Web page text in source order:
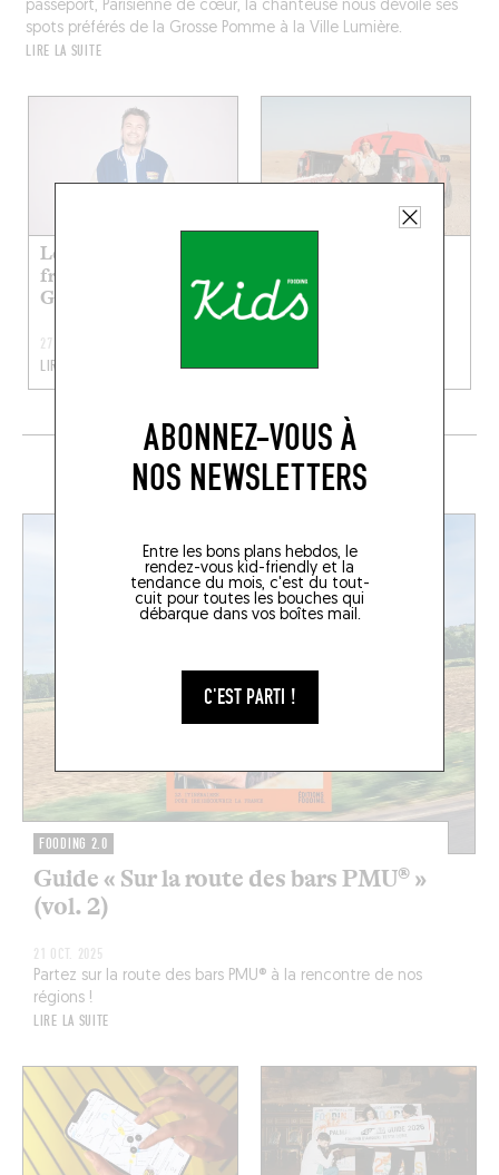
ABONNEZ-VOUS À
NOS NEWSLETTERS
Entre les bons plans hebdos, le
rendez-vous kid-friendly et la
tendance du mois, c'est du tout-
cuit pour toutes les bouches qui
débarque dans vos boîtes mail.
C'EST PARTI !
passeport, Parisienne de cœur, la chanteuse nous dévoile ses
spots préférés de la Grosse Pomme à la Ville Lumière.
LIRE LA SUITE
Les restos kid-
friendly préf’ de
Guigui Pop
27 JUIL. 2026
LIRE LA SUITE
Yasmine
LIRE LA SUITE
EN CE MOMENT SUR LE FOODING
FOODING 2.0
Guide « Sur la route des bars PMU® »
(vol. 2)
21 OCT. 2025
Partez sur la route des bars PMU® à la rencontre de nos
régions !
LIRE LA SUITE